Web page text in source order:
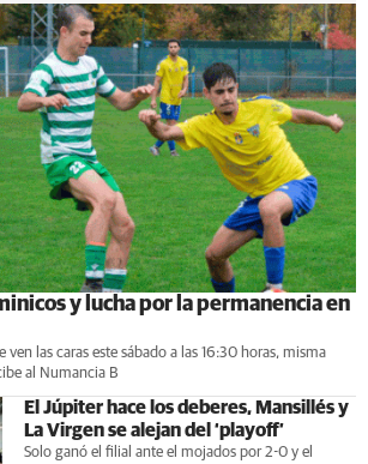
y lucha por la permanencia en
ven las caras este sábado a las 16:30 horas, misma
al Numancia B
El Júpiter hace los deberes, Mansillés y
La Virgen se alejan del ‘playoff’
Solo ganó el filial ante el mojados por 2-0 y el